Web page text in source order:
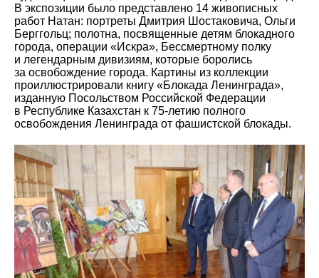
В экспозиции было представлено 14 живописных
работ Натан: портреты Дмитрия Шостаковича, Ольги
Берггольц; полотна, посвященные детям блокадного
города, операции «Искра», Бессмертному полку
и легендарным дивизиям, которые боролись
за освобождение города. Картины из коллекции
проиллюстрировали книгу «Блокада Ленинграда»,
изданную Посольством Российской Федерации
в Республике Казахстан к 75-летию полного
освобождения Ленинграда от фашистской блокады.